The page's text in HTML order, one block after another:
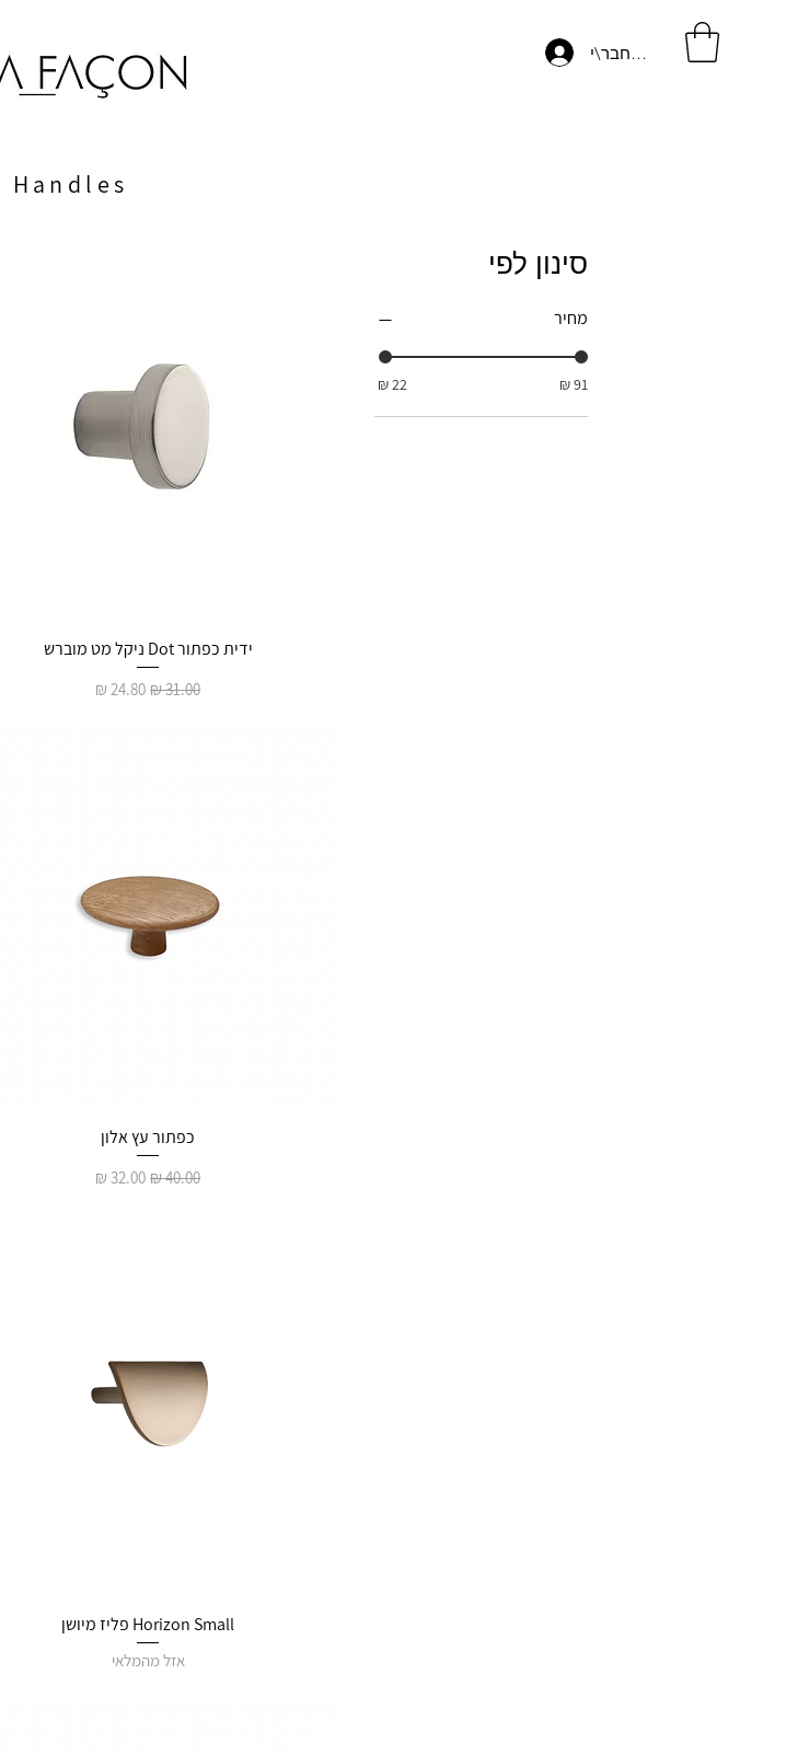
התחבר\י
Handles
סינון לפי
מחיר
‏22 ‏₪
ידית כפתור Dot ניקל מט מוברש
מחיר רגילמחיר מבצע
כפתור עץ אלון
מחיר רגילמחיר מבצע
Horizon Small פליז מיושן
אזל מהמלאי